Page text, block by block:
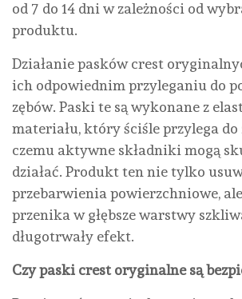
od 7 do 14 dni w zależności od
produktu.
Działanie pasków crest
ich odpowiednim przyleganiu do
zębów. Paski te są wykonane z
materiału, który ściśle przylega do
czemu aktywne składniki mogą
działać. Produkt ten nie tylko
przebarwienia powierzchniowe,
przenika w głębsze warstwy
długotrwały efekt.
Czy paski crest oryginalne są